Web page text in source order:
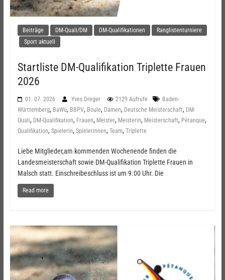
Beiträge DM-Quali/DM DM-Qualifikationen
Ranglistenturniere
Sport aktuell
Startliste DM-Qualifikation Triplette Frauen
2026
01. 07. 2026 Yves Dreger 2129 Aufrufe
Baden-
Württemberg, BaWü, BBPV, Boule, Damen, Deutsche Meisterschaft, DM-
Quali, DM-Qualifikation, Frauen, Meister, Meisterin, Meisterschaft, Pétanque,
Qualifikation, Spielerin, Spielerinnen, Team, Triplette
Liebe Mitglieder,am kommenden Wochenende finden die
Landesmeisterschaft sowie DM-Qualifikation Triplette Frauen in
Malsch statt. Einschreibeschluss ist um 9.00 Uhr. Die
Read more